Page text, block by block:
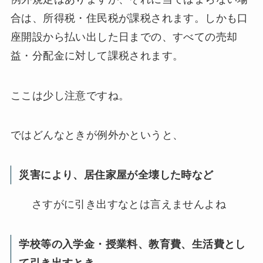
合は、所得税・住民税が課税されます。しかも口
座開設から払い出した日までの、すべての売却
益・分配金に対して課税されます。
ここは少し注意ですね。
ではどんなときが例外かというと、
災害により、居住家屋が全壊した時など
さすがに引き出すなとは言えませんよね
学校等の入学金・授業料、教育費、生活費とし